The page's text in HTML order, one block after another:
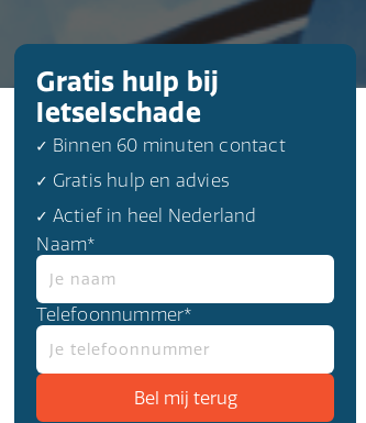
Gratis hulp bij
letselschade
✓ Binnen 60 minuten contact
✓ Gratis hulp en advies
✓ Actief in heel Nederland
Naam*
Telefoonnummer*